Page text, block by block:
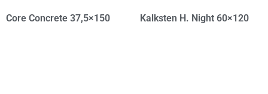
Core Concrete 37,5×150 Kalksten H. Night 60×120